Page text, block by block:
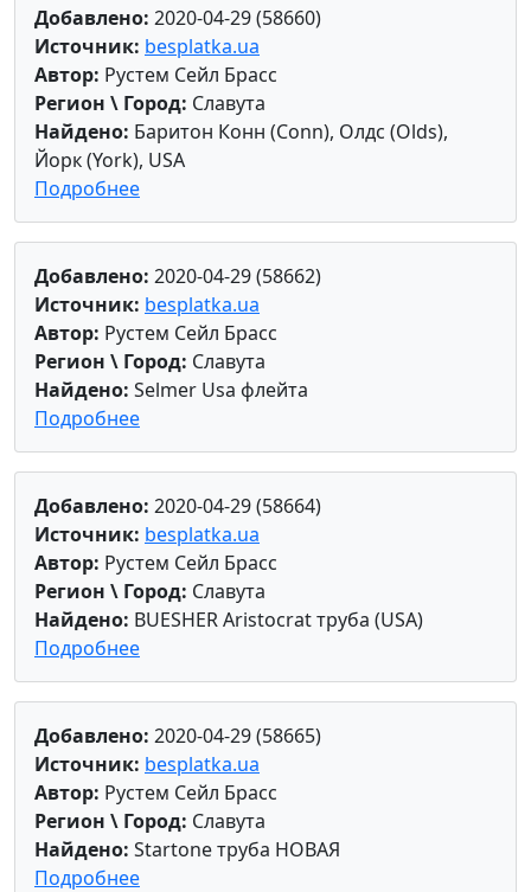
Добавлено: 2020-04-29 (58660)
Источник: besplatka.ua
Автор: Рустем Сейл Брасс
Регион \ Город: Славута
Найдено: Баритон Конн (Conn), Олдс (Olds),
Йорк (York), USA
Подробнее
Добавлено: 2020-04-29 (58662)
Источник: besplatka.ua
Автор: Рустем Сейл Брасс
Регион \ Город: Славута
Найдено: Selmer Usa флейта
Подробнее
Добавлено: 2020-04-29 (58664)
Источник: besplatka.ua
Автор: Рустем Сейл Брасс
Регион \ Город: Славута
Найдено: BUESHER Aristocrat труба (USA)
Подробнее
Добавлено: 2020-04-29 (58665)
Источник: besplatka.ua
Автор: Рустем Сейл Брасс
Регион \ Город: Славута
Найдено: Startone труба НОВАЯ
Подробнее